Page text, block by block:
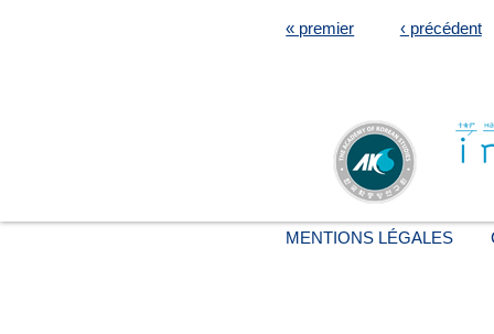
« premier ‹ précédent
MENTIONS LÉGALES